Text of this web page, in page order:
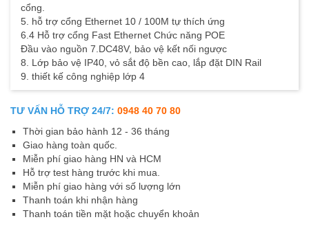
cổng.
5. hỗ trợ cổng Ethernet 10 / 100M tự thích ứng
6.4 Hỗ trợ cổng Fast Ethernet Chức năng POE
Đầu vào nguồn 7.DC48V, bảo vệ kết nối ngược
8. Lớp bảo vệ IP40, vỏ sắt độ bền cao, lắp đặt DIN Rail
9. thiết kế công nghiệp lớp 4
TƯ VẤN HỖ TRỢ 24/7: 0948 40 70 80
Thời gian bảo hành 12 - 36 tháng
Giao hàng toàn quốc.
Miễn phí giao hàng HN và HCM
Hỗ trợ test hàng trước khi mua.
Miễn phí giao hàng với số lượng lớn
Thanh toán khi nhận hàng
Thanh toán tiền mặt hoặc chuyển khoản